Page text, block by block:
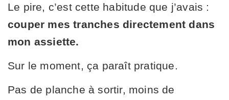
Le pire, c’est cette habitude que j’avais :
couper mes tranches directement dans
mon assiette.
Sur le moment, ça paraît pratique.
Pas de planche à sortir, moins de